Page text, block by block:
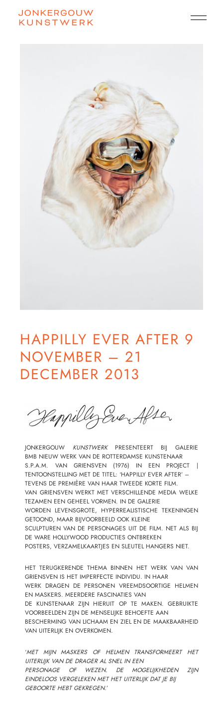
HAPPILLY EVER AFTER 9
NOVEMBER – 21
DECEMBER 2013
JONKERGOUW KUNSTWERKPRESENTEERT BIJ GALERIE
BMB NIEUW WERK VAN DE ROTTERDAMSE KUNSTENAAR
S.P.A.M. VAN GRIENSVEN (1976) IN EEN PROJECT |
TENTOONSTELLING MET DE TITEL: ‘HAPPILLY EVER AFTER’ –
TEVENS DE PREMIÈRE VAN HAAR TWEEDE KORTE FILM.
VAN GRIENSVEN WERKT MET VERSCHILLENDE MEDIA WELKE
TEZAMEN EEN GEHEEL VORMEN. IN DE GALERIE
WORDEN LEVENSGROTE, HYPERREALISTISCHE TEKENINGEN
GETOOND, MAAR BIJVOORBEELD OOK KLEINE
SCULPTUREN VAN DE PERSONAGES UIT DE FILM. NET ALS BIJ
DE WARE HOLLYWOOD PRODUCTIES ONTBREKEN
POSTERS, VERZAMELKAARTJES EN SLEUTEL HANGERS NIET.
HET TERUGKERENDE THEMA BINNEN HET WERK VAN VAN
GRIENSVEN IS HET IMPERFECTE INDIVIDU. IN HAAR
WERK DRAGEN DE PERSONEN VREEMDSOORTIGE HELMEN
EN MASKERS. MEERDERE FASCINATIES VAN
DE KUNSTENAAR ZIJN HIERUIT OP TE MAKEN. GEBRUIKTE
VOORBEELDEN ZIJN DE MENSELIJKE BEHOEFTE AAN
BESCHERMING VAN LICHAAM EN ZIEL EN DE MAAKBAARHEID
VAN UITERLIJK EN OVERKOMEN.
‘MET MIJN MASKERS OF HELMEN TRANSFORMEERT HET
UITERLIJK VAN DE DRAGER AL SNEL IN EEN
PERSONAGE OF WEZEN. DE MOGELIJKHEDEN ZIJN
EINDELOOS VERGELEKEN MET HET UITERLIJK DAT JE BIJ
GEBOORTE HEBT GEKREGEN.’